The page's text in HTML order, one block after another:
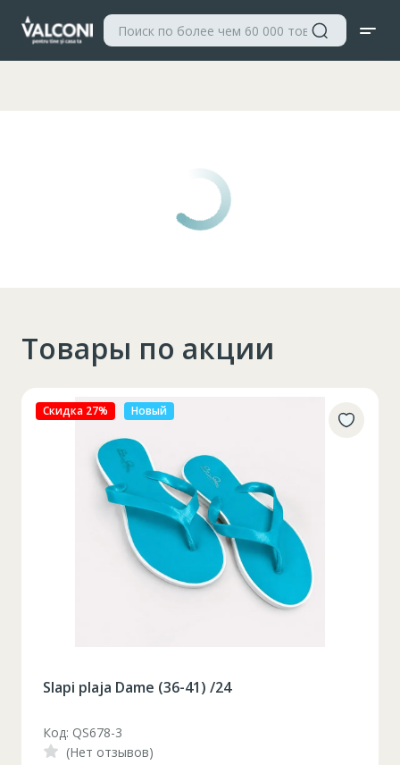
Товары по акции
Скидка 27% Новый
Slapi plaja Dame (36-41) /24
Код: QS678-3
(Нет отзывов)